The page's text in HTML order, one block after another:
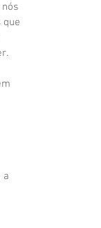
que
a